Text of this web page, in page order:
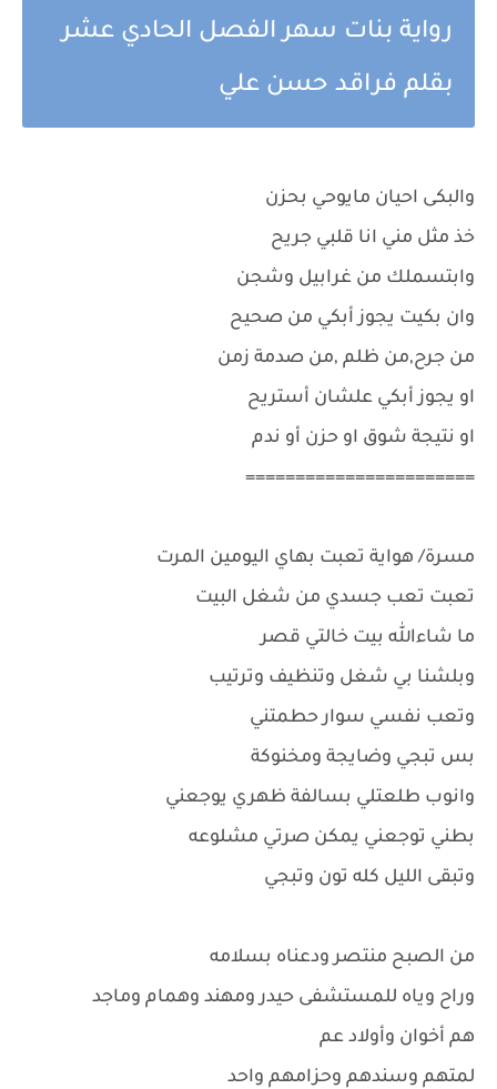
رواية بنات سهر الفصل الحادي عشر
بقلم فراقد حسن علي
والبكى احيان مايوحي بحزن
خذ مثل مني انا قلبي جريح
وابتسملك من غرابيل وشجن
وان بكيت يجوز أبكي من صحيح
من جرح,من ظلم ,من صدمة زمن
او يجوز أبكي علشان أستريح
او نتيجة شوق او حزن أو ندم
=======================
مسرة/ هواية تعبت بهاي اليومين المرت
تعبت تعب جسدي من شغل البيت
ما شاءالله بيت خالتي قصر
وبلشنا بي شغل وتنظيف وترتيب
وتعب نفسي سوار حطمتني
بس تبجي وضايجة ومخنوكة
وانوب طلعتلي بسالفة ظهري يوجعني
بطني توجعني يمكن صرتي مشلوعه
وتبقى الليل كله تون وتبجي
من الصبح منتصر ودعناه بسلامه
وراح وياه للمستشفى حيدر ومهند وهمام وماجد
هم أخوان وأولاد عم
لمتهم وسندهم وحزامهم واحد